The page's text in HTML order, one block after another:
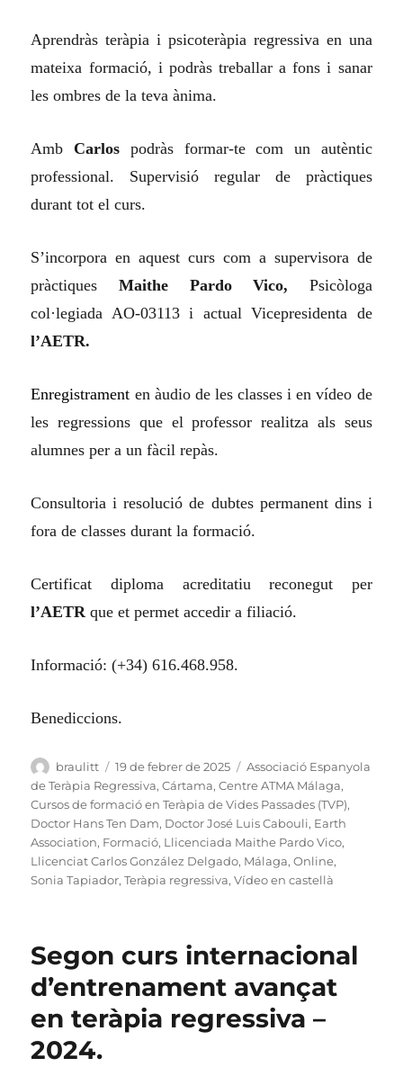
Aprendràs teràpia i psicoteràpia regressiva en una
mateixa formació, i podràs treballar a fons i sanar
les ombres de la teva ànima.
Amb Carlos podràs formar-te com un autèntic
professional. Supervisió regular de pràctiques
durant tot el curs.
S’incorpora en aquest curs com a supervisora de
pràctiques Maithe Pardo Vico, Psicòloga
col·legiada AO-03113 i actual Vicepresidenta de
l’AETR.
Enregistrament en àudio de les classes i en vídeo de
les regressions que el professor realitza als seus
alumnes per a un fàcil repàs.
Consultoria i resolució de dubtes permanent dins i
fora de classes durant la formació.
Certificat diploma acreditatiu reconegut per
l’AETR que et permet accedir a filiació.
Informació: (+34) 616.468.958.
Benediccions.
Autor
braulitt
Publicat
el
19 de febrer de 2025 Categories
Associació Espanyola
de Teràpia Regressiva,Cártama,Centre ATMA Málaga,
Cursos de formació en Teràpia de Vides Passades (TVP),
Doctor Hans Ten Dam, Doctor José Luis Cabouli, Earth
Association, Formació, Llicenciada Maithe Pardo Vico,
Llicenciat Carlos González Delgado, Málaga,Online,
Sonia Tapiador,Teràpia regressiva,Vídeo en castellà
Segon curs internacional
d’entrenament avançat
en teràpia regressiva –
2024.